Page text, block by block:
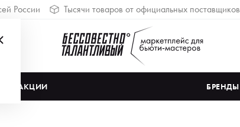
России Тысячи товаров от официальных поставщиков
АКЦИИ БРЕНДЫ